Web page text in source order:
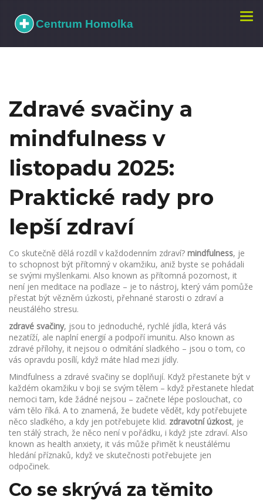
Zdravé svačiny a
mindfulness v
listopadu 2025:
Praktické rady pro
lepší zdraví
Co skutečně dělá rozdíl v každodenním zdraví? mindfulness, je
to schopnost být přítomný v okamžiku, aniž byste se pohádali
se svými myšlenkami. Also known as přítomná pozornost, it
není jen meditace na podlaze – je to nástroj, který vám pomůže
přestat být vězněm úzkosti, přehnané starosti o zdraví a
neustálého stresu.
zdravé svačiny, jsou to jednoduché, rychlé jídla, která vás
nezatíží, ale naplní energií a podpoří imunitu. Also known as
zdravé přílohy, it nejsou o odmítání sladkého – jsou o tom, co
vás opravdu posílí, když máte hlad mezi jídly.
Mindfulness a zdravé svačiny se doplňují. Když přestanete být v
každém okamžiku v boji se svým tělem – když přestanete hledat
nemoci tam, kde žádné nejsou – začnete lépe poslouchat, co
vám tělo říká. A to znamená, že budete vědět, kdy potřebujete
něco sladkého, a kdy jen potřebujete klid. zdravotní úzkost, je
ten stálý strach, že něco není v pořádku, i když jste zdraví. Also
known as health anxiety, it vás může přimět k neustálému
hledání příznaků, když ve skutečnosti potřebujete jen
odpočinek.
Co se skrývá za těmito